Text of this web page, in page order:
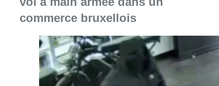
commerce bruxellois